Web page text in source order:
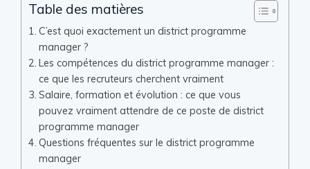
Table des matières
C’est quoi exactement un district programme
manager ?
Les compétences du district programme manager :
ce que les recruteurs cherchent vraiment
Salaire, formation et évolution : ce que vous
pouvez vraiment attendre de ce poste de district
programme manager
Questions fréquentes sur le district programme
manager